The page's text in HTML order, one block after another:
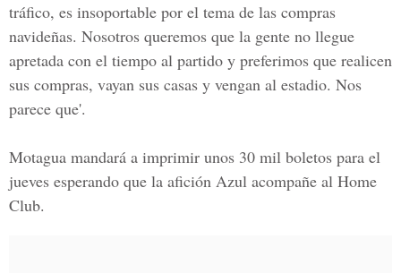
tráfico, es insoportable por el tema de las compras
navideñas. Nosotros queremos que la gente no llegue
apretada con el tiempo al partido y preferimos que realicen
sus compras, vayan sus casas y vengan al estadio. Nos
parece que'.
Motagua mandará a imprimir unos 30 mil boletos para el
jueves esperando que la afición Azul acompañe al Home
Club.